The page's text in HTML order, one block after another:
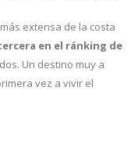
extensa de la costa
en el ránking de
Un destino muy a
vez a vivir el